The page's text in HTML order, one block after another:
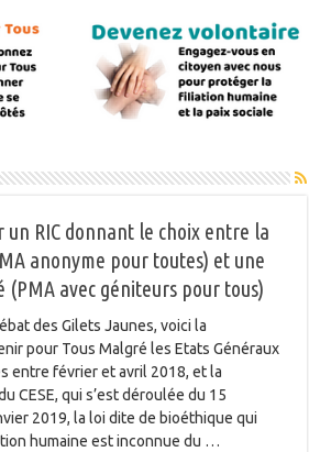
un RIC donnant le choix entre la
anonyme pour toutes) et une
avec géniteurs pour tous)
des Gilets Jaunes, voici la
pour Tous Malgré les Etats Généraux
entre février et avril 2018, et la
CESE, qui s’est déroulée du 15
2019, la loi dite de bioéthique qui
humaine est inconnue du …